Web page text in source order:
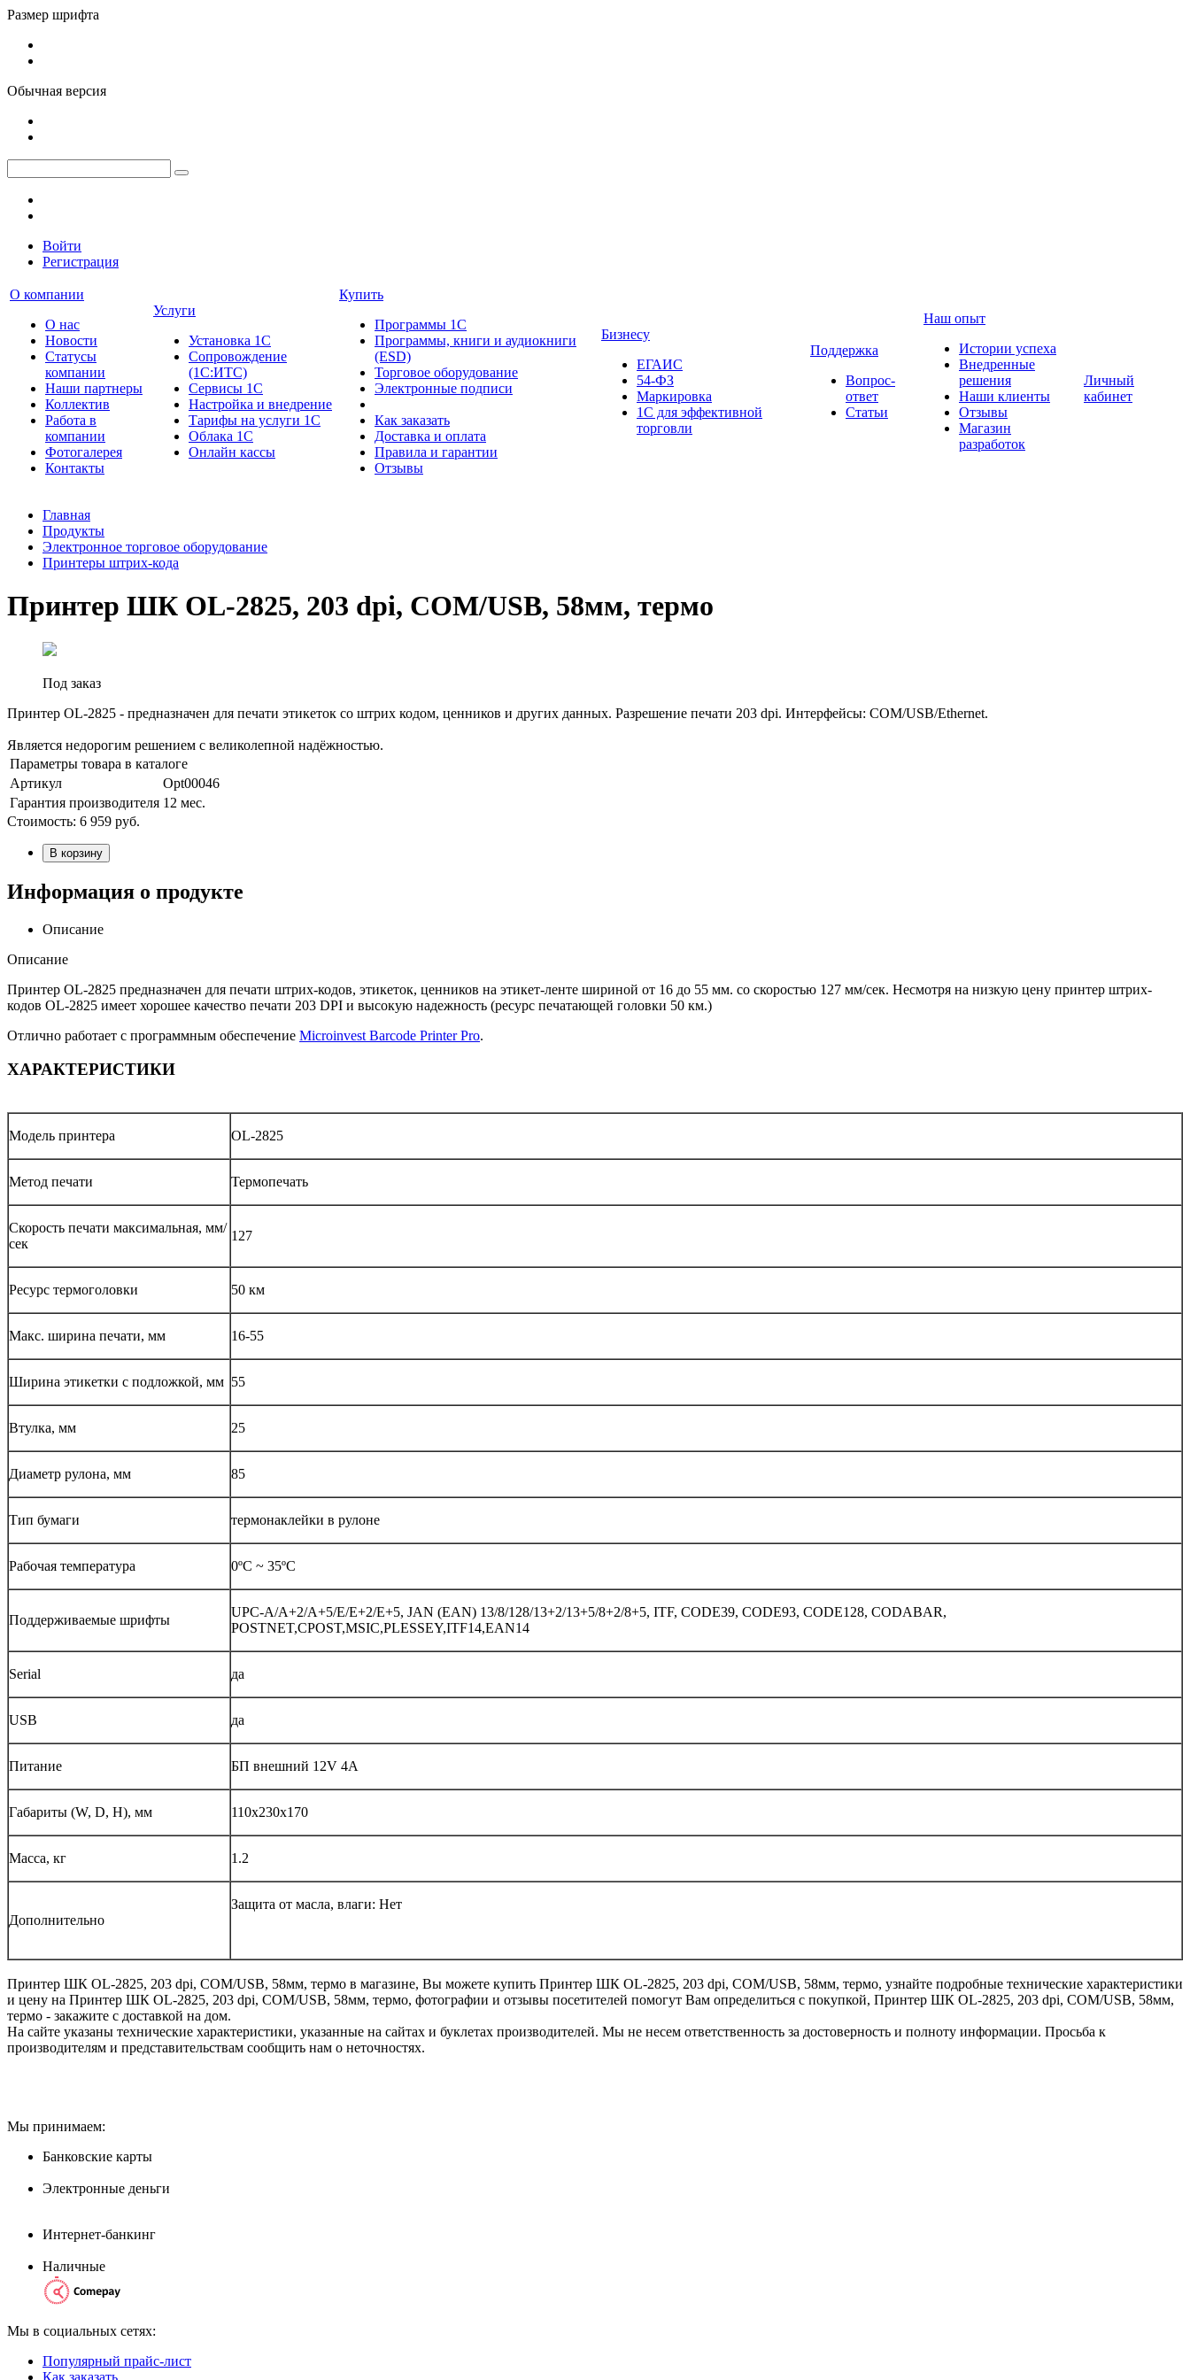
Размер шрифта
Обычная версия
Войти
Регистрация
О компании
О нас
Новости
Cтатусы
компании
Наши партнеры
Коллектив
Работа в
компании
Фотогалерея
Контакты
Услуги
Установка 1С
Сопровождение
(1С:ИТС)
Сервисы 1С
Настройка и внедрение
Тарифы на услуги 1С
Облака 1С
Онлайн кассы
Купить
Программы 1С
Программы, книги и аудиокниги
(ESD)
Торговое оборудование
Электронные подписи
Как заказать
Доставка и оплата
Правила и гарантии
Отзывы
Бизнесу
ЕГАИС
54-ФЗ
Маркировка
1С для эффективной
торговли
Поддержка
Вопрос-
ответ
Статьи
Наш опыт
Истории успеха
Внедренные
решения
Наши клиенты
Отзывы
Магазин
разработок
Личный
кабинет
Главная
Продукты
Электронное торговое оборудование
Принтеры штрих-кода
Принтер ШК OL-2825, 203 dpi, COM/USB, 58мм, термо
Под заказ
Принтер OL-2825 - предназначен для печати этикеток со штрих кодом, ценников и других данных. Разрешение печати 203 dpi. Интерфейсы: COM/USB/Ethernet.
Является недорогим решением с великолепной надёжностью.
Параметры товара в каталоге
Артикул
Opt00046
Гарантия производителя 12 мес.
Стоимость: 6 959 руб.
В корзину
Информация о продукте
Описание
Описание
Принтер OL-2825 предназначен для печати штрих-кодов, этикеток, ценников на этикет-ленте шириной от 16 до 55 мм. со скоростью 127 мм/сек. Несмотря на низкую цену принтер штрих-
кодов OL-2825 имеет хорошее качество печати 203 DPI и высокую надежность (ресурс печатающей головки 50 км.)
Отлично работает с программным обеспечение Microinvest Barcode Printer Pro.
ХАРАКТЕРИСТИКИ
Модель принтера OL-2825
Метод печати Термопечать
Скорость печати максимальная, мм/
сек
127
Ресурс термоголовки 50 км
Макс. ширина печати, мм 16-55
Ширина этикетки с подложкой, мм 55
Втулка, мм 25
Диаметр рулона, мм 85
Тип бумаги термонаклейки в рулоне
Рабочая температура 0ºC ~ 35ºC
Поддерживаемые шрифты
UPC-A/A+2/A+5/E/E+2/E+5, JAN (EAN) 13/8/128/13+2/13+5/8+2/8+5, ITF, CODE39, CODE93, CODE128, CODABAR,
POSTNET,CPOST,MSIC,PLESSEY,ITF14,EAN14
Serial да
USB да
Питание БП внешний 12V 4A
Габариты (W, D, H), мм 110x230x170
Масса, кг 1.2
Дополнительно
Защита от масла, влаги: Нет
Принтер ШК OL-2825, 203 dpi, COM/USB, 58мм, термо в магазине, Вы можете купить Принтер ШК OL-2825, 203 dpi, COM/USB, 58мм, термо, узнайте подробные технические характеристики
и цену на Принтер ШК OL-2825, 203 dpi, COM/USB, 58мм, термо, фотографии и отзывы посетителей помогут Вам определиться с покупкой, Принтер ШК OL-2825, 203 dpi, COM/USB, 58мм,
термо - закажите с доставкой на дом.
На сайте указаны технические характеристики, указанные на сайтах и буклетах производителей. Мы не несем ответственность за достоверность и полноту информации. Просьба к
производителям и представительствам сообщить нам о неточностях.
Мы принимаем:
Банковские карты
Электронные деньги
Интернет-банкинг
Наличные
Мы в социальных сетях:
Популярный прайс-лист